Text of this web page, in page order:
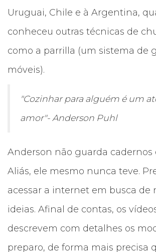
Uruguai, Chile e à Argentina,
conheceu outras técnicas de
como a parrilla (um sistema de
móveis).
"Cozinhar para alguém é um
amor"- Anderson Puhl
Anderson não guarda cadernos
Aliás, ele mesmo nunca teve.
acessar a internet em busca de
ideias. Afinal de contas, os
descrevem com detalhes os
preparo, de forma mais precisa